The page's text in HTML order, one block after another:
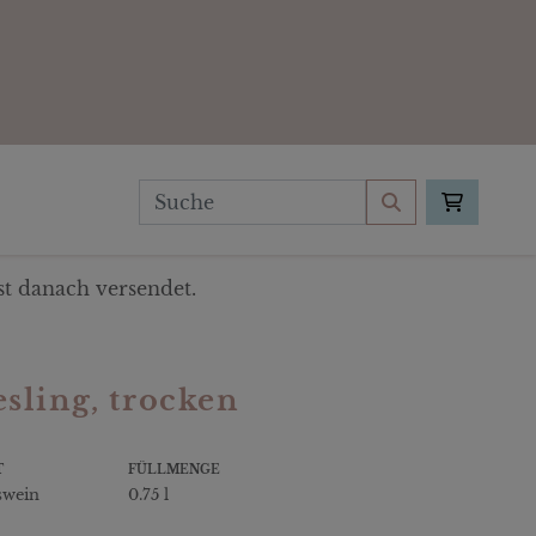
danach versendet.
trocken
FÜLLMENGE
0.75 l